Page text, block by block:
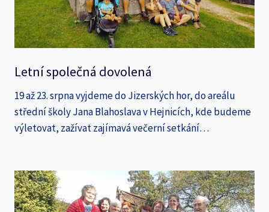
Letní společná dovolená
19 až 23. srpna vyjdeme do Jizerských hor, do areálu
střední školy Jana Blahoslava v Hejnicích, kde budeme
výletovat, zažívat zajímavá večerní setkání…